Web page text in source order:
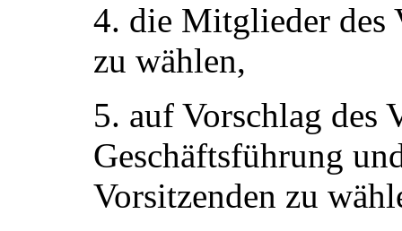
4. die Mitglieder des
zu wählen,
5. auf Vorschlag des
Geschäftsführung
Vorsitzenden zu